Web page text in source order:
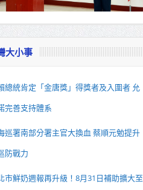
大小事
總統肯定「金唐獎」得獎者及入圍者 允
完善支持體系
巡署南部分署主官大換血 蔡順元勉提升
防戰力
市鮮奶週報再升級！8月31日補助擴大至